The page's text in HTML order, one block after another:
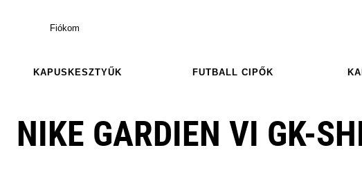
Fiókom
KAPUSKESZTYŰK FUTBALL CIPŐK
NIKE GARDIEN VI GK-